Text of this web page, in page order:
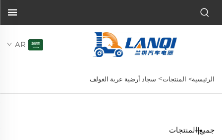
AR
الرئيسية> المنتجات> سجاد أرضية عربة الغولف
جميع المنتجات